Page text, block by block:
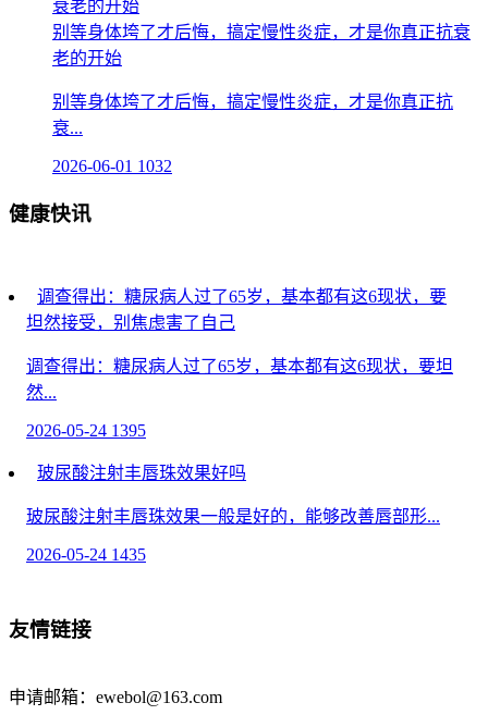
别等身体垮了才后悔，搞定慢性炎症，才是你真正抗衰
老的开始
别等身体垮了才后悔，搞定慢性炎症，才是你真正抗
衰...
2026-06-01 1032
健康快讯
调查得出：糖尿病人过了65岁，基本都有这6现状，要
坦然接受，别焦虑害了自己
调查得出：糖尿病人过了65岁，基本都有这6现状，要坦
然...
2026-05-24 1395
玻尿酸注射丰唇珠效果好吗
玻尿酸注射丰唇珠效果一般是好的，能够改善唇部形...
2026-05-24 1435
韩式切开双眼皮术后需注意伤口护理、避免感染、...
友情链接
申请邮箱：ewebol@163.com